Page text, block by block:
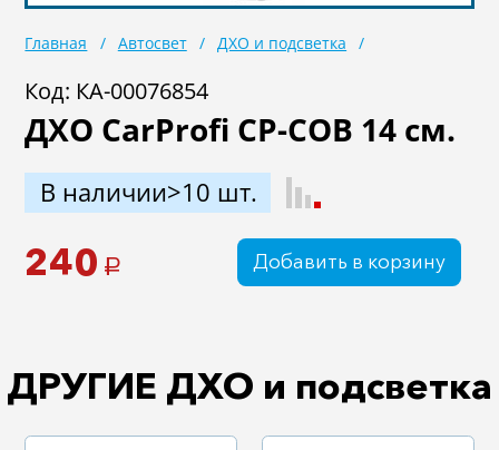
Масла
Иномарки
Крепеж колесный
Садовая техника
Инструмент
Лодки и моторы
Активный отдых
Электроинструмент
Главная Автосвет ДХО и подсветка
Код: КА-00076854
ДХО CarProfi CP-СОВ 14 см.
В наличии>10 шт.
240 a Добавить в корзину
ДРУГИЕ ДХО и подсветка